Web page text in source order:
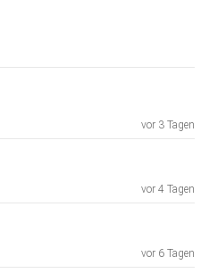
vor 3 Tagen
vor 4 Tagen
vor 6 Tagen